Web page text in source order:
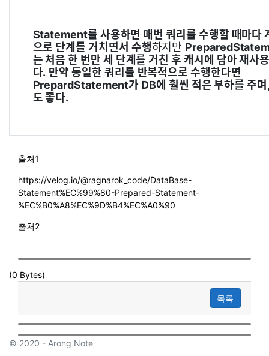
Statement를 사용하면 매번 쿼리를 수행할 때마다
으로 단계를 거치면서 수행하지만
는 처음 한 번만 세 단계를 거친 후 캐시에 담아 재사
다. 만약 동일한 쿼리를 반복적으로 수행한다면
PrepardStatement가 DB에 훨씬 적은 부하를 주며
도 좋다.
출처1
https://velog.io/@ragnarok_code/DataBase-
Statement%EC%99%80-Prepared-Statement-
%EC%B0%A8%EC%9D%B4%EC%A0%90
출처2
(0 Bytes)
목록
© 2020 - Arong Note